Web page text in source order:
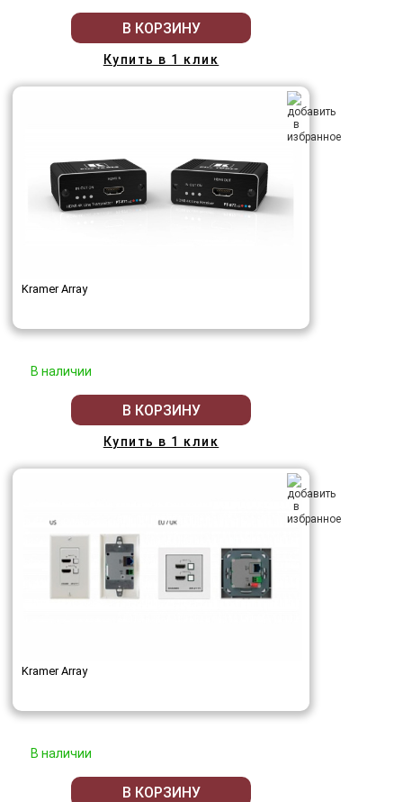
В КОРЗИНУ
Купить в 1 клик
Kramer Array
В наличии
В КОРЗИНУ
Купить в 1 клик
Kramer Array
В наличии
В КОРЗИНУ